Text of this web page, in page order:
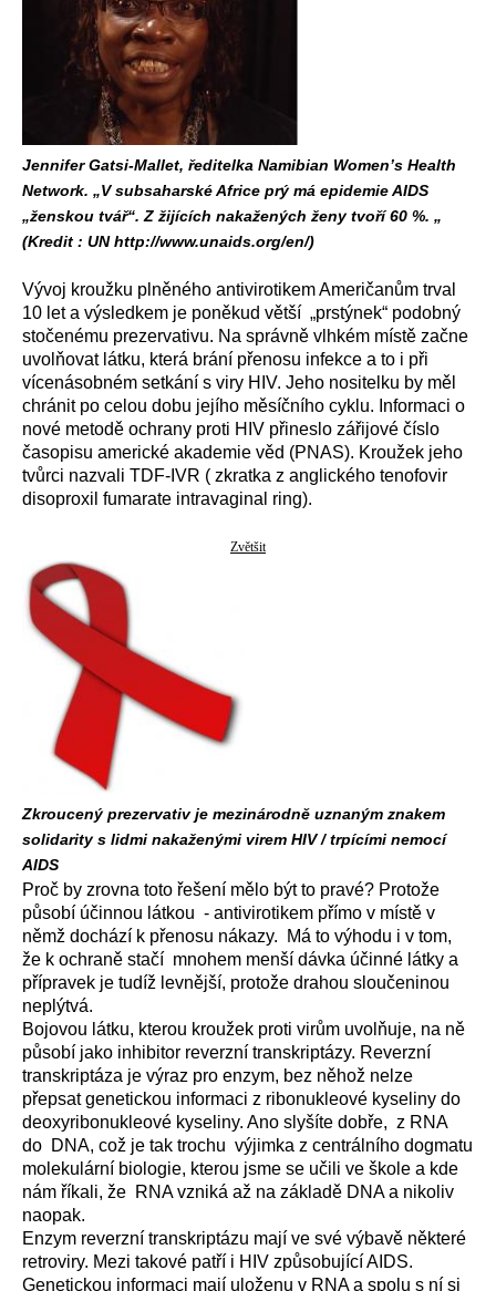
Jennifer Gatsi-Mallet, ředitelka Namibian Women’s Health
Network. „V subsaharské Africe prý má epidemie AIDS
„ženskou tvář“. Z žijících nakažených ženy tvoří 60 %. „
(Kredit : UN http://www.unaids.org/en/)
Vývoj kroužku plněného antivirotikem Američanům trval
10 let a výsledkem je poněkud větší „prstýnek“ podobný
stočenému prezervativu. Na správně vlhkém místě začne
uvolňovat látku, která brání přenosu infekce a to i při
vícenásobném setkání s viry HIV. Jeho nositelku by měl
chránit po celou dobu jejího měsíčního cyklu. Informaci o
nové metodě ochrany proti HIV přineslo zářijové číslo
časopisu americké akademie věd (PNAS). Kroužek jeho
tvůrci nazvali TDF-IVR ( zkratka z anglického tenofovir
disoproxil fumarate intravaginal ring).
Zvětšit
Zkroucený prezervativ je mezinárodně uznaným znakem
solidarity s lidmi nakaženými virem HIV / trpícími nemocí
AIDS
Proč by zrovna toto řešení mělo být to pravé? Protože
působí účinnou látkou - antivirotikem přímo v místě v
němž dochází k přenosu nákazy. Má to výhodu i v tom,
že k ochraně stačí mnohem menší dávka účinné látky a
přípravek je tudíž levnější, protože drahou sloučeninou
neplýtvá.
Bojovou látku, kterou kroužek proti virům uvolňuje, na ně
působí jako inhibitor reverzní transkriptázy. Reverzní
transkriptáza je výraz pro enzym, bez něhož nelze
přepsat genetickou informaci z ribonukleové kyseliny do
deoxyribonukleové kyseliny. Ano slyšíte dobře, z RNA
do DNA, což je tak trochu výjimka z centrálního dogmatu
molekulární biologie, kterou jsme se učili ve škole a kde
nám říkali, že RNA vzniká až na základě DNA a nikoliv
naopak.
Enzym reverzní transkriptázu mají ve své výbavě některé
retroviry. Mezi takové patří i HIV způsobující AIDS.
Genetickou informaci mají uloženu v RNA a spolu s ní si